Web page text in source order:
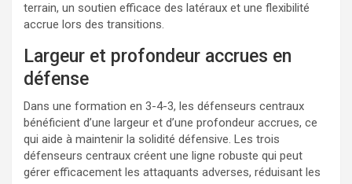
terrain, un soutien efficace des latéraux et une flexibilité
accrue lors des transitions.
Largeur et profondeur accrues en
défense
Dans une formation en 3-4-3, les défenseurs centraux
bénéficient d’une largeur et d’une profondeur accrues, ce
qui aide à maintenir la solidité défensive. Les trois
défenseurs centraux créent une ligne robuste qui peut
gérer efficacement les attaquants adverses, réduisant les